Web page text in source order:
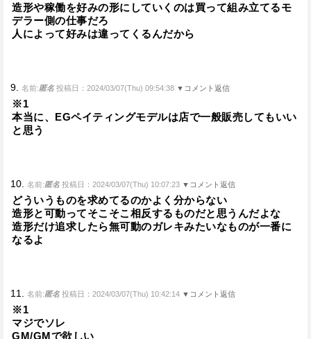
造形や稼働を好みの形にしていくのは買って組み立てるモ
デラー側の仕事だろ
人によって好みは違ってくるんだから
9. 名前:匿名 投稿日：2024/03/07(Thu) 09:54:38 ▼コメント返信
※1
本当に、EGペイティングモデルは店で一般販売してもいい
と思う
10. 名前:匿名 投稿日：2024/03/07(Thu) 10:07:23 ▼コメント返信
どういうものを求めてるのかよく分からない
造形と可動ってそこそこ相反するものだと思うんだよな
造形だけ追求したら無可動のガレキみたいなものが一番に
なるよ
11. 名前:匿名 投稿日：2024/03/07(Thu) 10:42:14 ▼コメント返信
※1
マジでソレ
GM/GMで欲しい